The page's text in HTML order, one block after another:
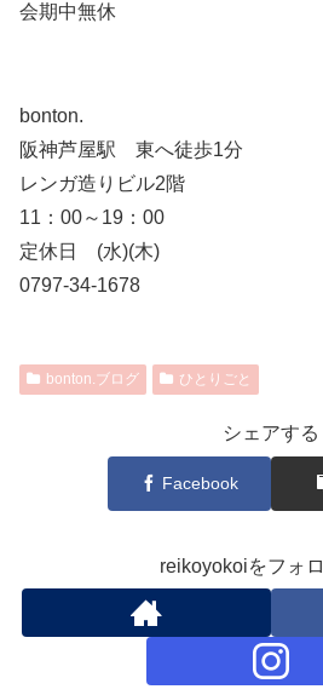
会期中無休
bonton.
阪神芦屋駅 東へ徒歩1分
レンガ造りビル2階
11：00～19：00
定休日 (水)(木)
0797-34-1678
bonton.ブログ ひとりごと
シェアする
Facebook
reikoyokoiをフォ